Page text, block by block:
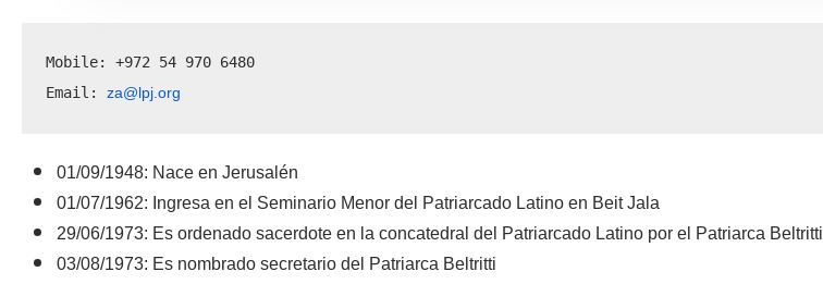
Mobile: +972 54 970 6480
Email: za@lpj.org
01/09/1948: Nace en Jerusalén
01/07/1962: Ingresa en el Seminario Menor del Patriarcado Latino en Beit Jala
29/06/1973: Es ordenado sacerdote en la concatedral del Patriarcado Latino por el Patriarca Beltritti
03/08/1973: Es nombrado secretario del Patriarca Beltritti